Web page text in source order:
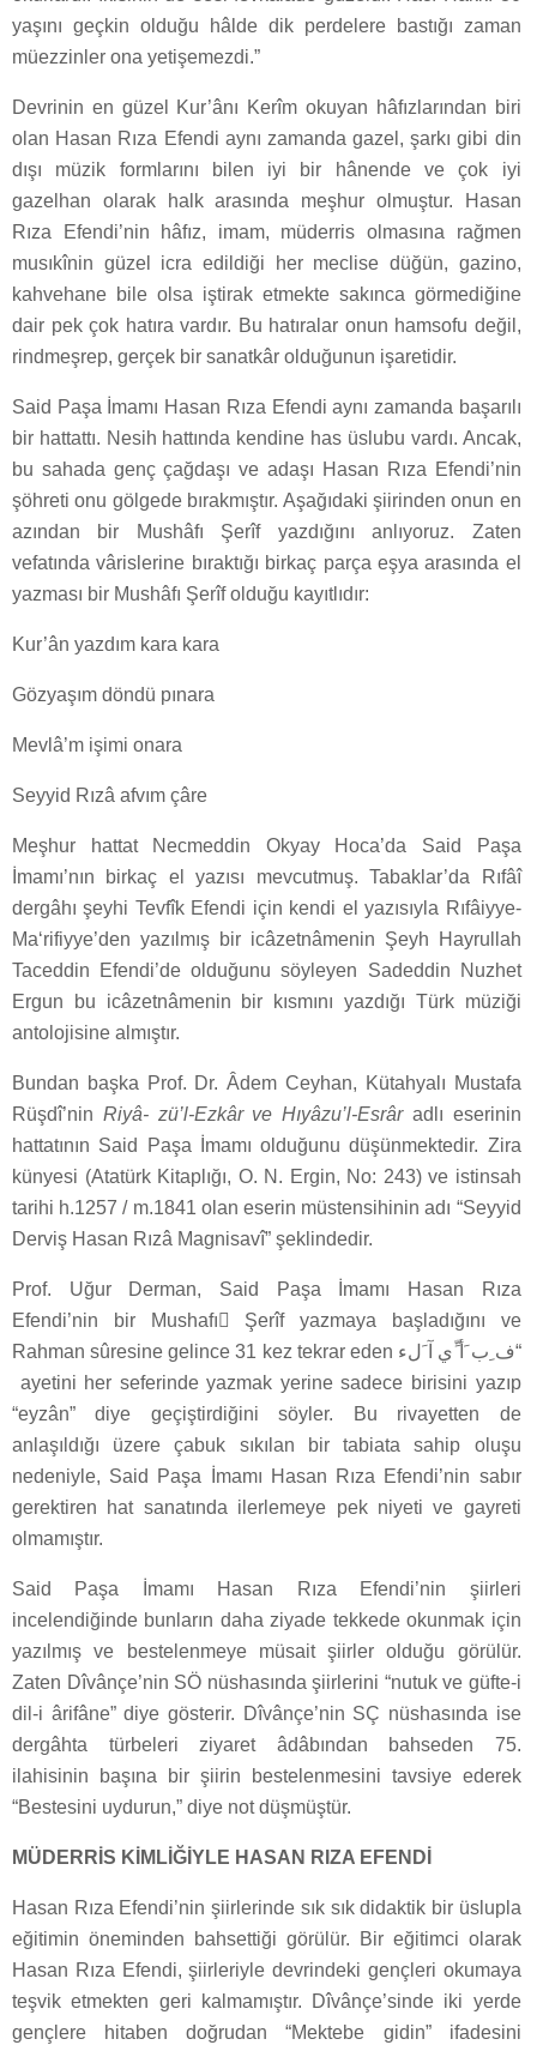
yaşını geçkin olduğu hâlde dik perdelere bastığı zaman
müezzinler ona yetişemezdi.”
Devrinin en güzel Kur’ân­ı Kerîm okuyan hâfızlarından biri
olan Hasan Rıza Efendi aynı zamanda gazel, şarkı gibi din
dışı müzik formlarını bilen iyi bir hânende ve çok iyi
gazelhan olarak halk arasında meşhur olmuştur. Hasan
Rıza Efendi’nin hâfız, imam, müderris olmasına rağmen
musıkînin güzel icra edildiği her meclise ­düğün, gazino,
kahvehane bile olsa­ iştirak etmekte sakınca görmediğine
dair pek çok hatıra vardır. Bu hatıralar onun ham­sofu değil,
rind­meşrep, gerçek bir sanatkâr olduğunun işaretidir.
Said Paşa İmamı Hasan Rıza Efendi aynı zamanda başarılı
bir hattattı. Nesih hattında kendine has üslubu vardı. Ancak,
bu sahada genç çağdaşı ve adaşı Hasan Rıza Efendi’nin
şöhreti onu gölgede bırakmıştır. Aşağıdaki şiirinden onun en
azından bir Mushâf­ı Şerîf yazdığını anlıyoruz. Zaten
vefatında vârislerine bıraktığı birkaç parça eşya arasında el
yazması bir Mushâf­ı Şerîf olduğu kayıtlıdır:
Kur’ân yazdım kara kara
Gözyaşım döndü pınara
Mevlâ’m işimi onara
Seyyid Rızâ afvım çâre
Meşhur hattat Necmeddin Okyay Hoca’da Said Paşa
İmamı’nın birkaç el yazısı mevcutmuş. Tabaklar’da Rıfâî
dergâhı şeyhi Tevfîk Efendi için kendi el yazısıyla Rıfâiyye­
Ma‘rifiyye’den yazılmış bir icâzetnâmenin Şeyh Hayrullah
Taceddin Efendi’de olduğunu söyleyen Sadeddin Nuzhet
Ergun bu icâzetnâmenin bir kısmını yazdığı Türk müziği
antolojisine almıştır.
Bundan başka Prof. Dr. Âdem Ceyhan, Kütahyalı Mustafa
Rüşdî’nin Riyâ- zü’l-Ezkâr ve Hıyâzu’l-Esrâradlı eserinin
hattatının Said Paşa İmamı olduğunu düşünmektedir. Zira
künyesi (Atatürk Kitaplığı, O. N. Ergin, No: 243) ve istinsah
tarihi h.1257 / m.1841 olan eserin müstensihinin adı “Seyyid
Derviş Hasan Rızâ Magnisavî” şeklindedir.
Prof. Uğur Derman, Said Paşa İmamı Hasan Rıza
Efendi’nin bir Mushaf­ı َŞerîf yazmaya başladığını ve
Rahman sûresine gelince 31 kez tekrar eden ف ِب َأ ِّي آ َلء“
ayetini her seferinde yazmak yerine sadece birisini yazıp
“eyzân” diye geçiştirdiğini söyler. Bu rivayetten de
anlaşıldığı üzere çabuk sıkılan bir tabiata sahip oluşu
nedeniyle, Said Paşa İmamı Hasan Rıza Efendi’nin sabır
gerektiren hat sanatında ilerlemeye pek niyeti ve gayreti
olmamıştır.
Said Paşa İmamı Hasan Rıza Efendi’nin şiirleri
incelendiğinde bunların daha ziyade tekkede okunmak için
yazılmış ve bestelenmeye müsait şiirler olduğu görülür.
Zaten Dîvânçe’nin SÖ nüshasında şiirlerini “nutuk ve güfte-i
dil-i ârifâne” diye gösterir. Dîvânçe’nin SÇ nüshasında ise
dergâhta türbeleri ziyaret âdâbından bahseden 75.
ilahisinin başına bir şiirin bestelenmesini tavsiye ederek
“Bestesini uydurun,” diye not düşmüştür.
MÜDERRİS KİMLİĞİYLE HASAN RIZA EFENDİ
Hasan Rıza Efendi’nin şiirlerinde sık sık didaktik bir üslupla
eğitimin öneminden bahsettiği görülür. Bir eğitimci olarak
Hasan Rıza Efendi, şiirleriyle devrindeki gençleri okumaya
teşvik etmekten geri kalmamıştır. Dîvânçe’sinde iki yerde
gençlere hitaben doğrudan “Mektebe gidin” ifadesini